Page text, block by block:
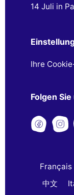
14 Juli in
Ihre
Folgen
Français
中文